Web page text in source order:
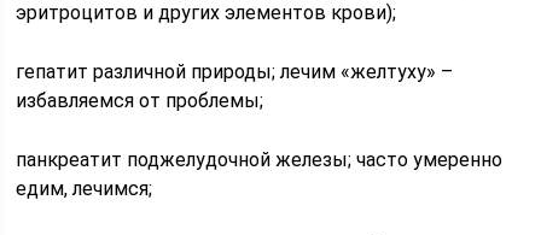
эритроцитов и других элементов крови);
гепатит различной природы; лечим «желтуху» –
избавляемся от проблемы;
панкреатит поджелудочной железы; часто умеренно
едим, лечимся;